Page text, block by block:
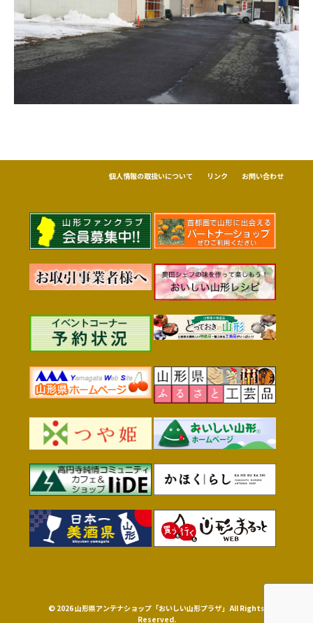
個人情報の取扱いについて リンク お問い合わせ
© 2026 山形県アンテナショップ「おいしい山形プラザ」 All Rights
Reserved.